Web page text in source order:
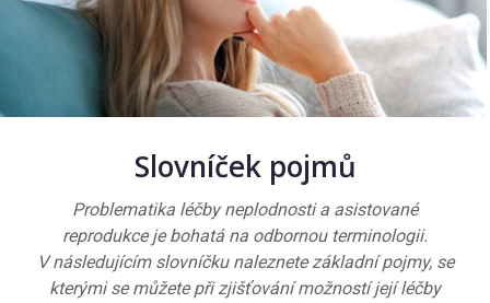
Slovníček pojmů
Problematika léčby neplodnosti a asistované
reprodukce je bohatá na odbornou terminologii.
V následujícím slovníčku naleznete základní pojmy, se
kterými se můžete při zjišťování možností její léčby